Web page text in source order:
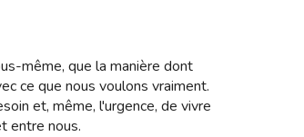
même, que la manière dont
ce que nous voulons vraiment.
et, même, l'urgence, de vivre
entre nous.